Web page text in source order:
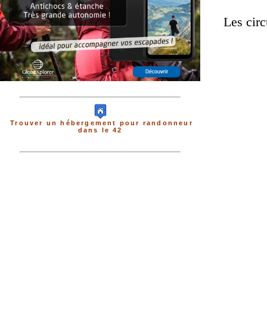
Trouver un hébergement pour randonneur
dans le 42
Les